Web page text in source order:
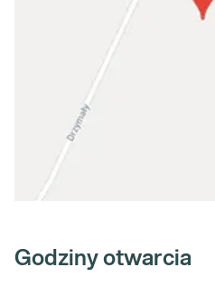
Godziny otwarcia